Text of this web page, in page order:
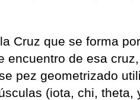
Cruz que se forma
encuentro de esa
pez geometrizado
(iota, chi, theta,